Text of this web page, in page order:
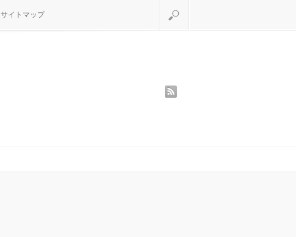
サイトマップ